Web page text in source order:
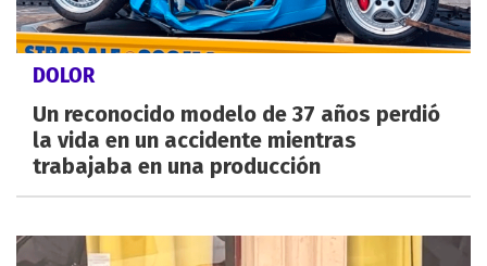
DOLOR
Un reconocido modelo de 37 años perdió
la vida en un accidente mientras
trabajaba en una producción